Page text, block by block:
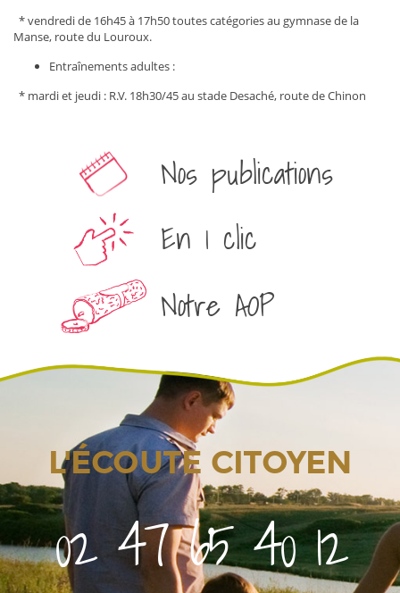
* vendredi de 16h45 à 17h50 toutes catégories au gymnase de la
Manse, route du Louroux.
Entraînements adultes :
* mardi et jeudi : R.V. 18h30/45 au stade Desaché, route de Chinon
Nos publications
En 1 clic
Notre AOP
L'ÉCOUTE CITOYEN
02 47 65 40 12